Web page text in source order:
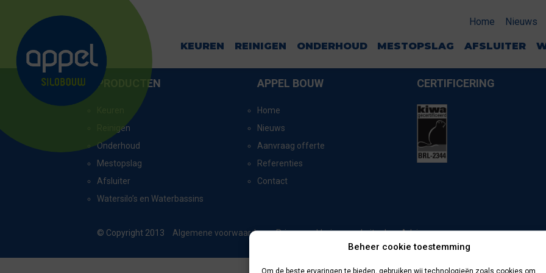
Beheer cookie toestemming
Om de beste ervaringen te bieden, gebruiken wij technologieën zoals cookies om
Home Nieuws
KEUREN REINIGEN ONDERHOUD MESTOPSLAG AFSLUITER
AMEIDE
PRODUCTEN
Reinigen
Onderhoud
Mestopslag
Afsluiter
Watersilo’s en Waterbassins
APPEL BOUW
Home
Nieuws
Aanvraag offerte
Referenties
Contact
CERTIFICERING
© Copyright 2013 Algemene voorwaarden Privacyverklaring website doorAdvice